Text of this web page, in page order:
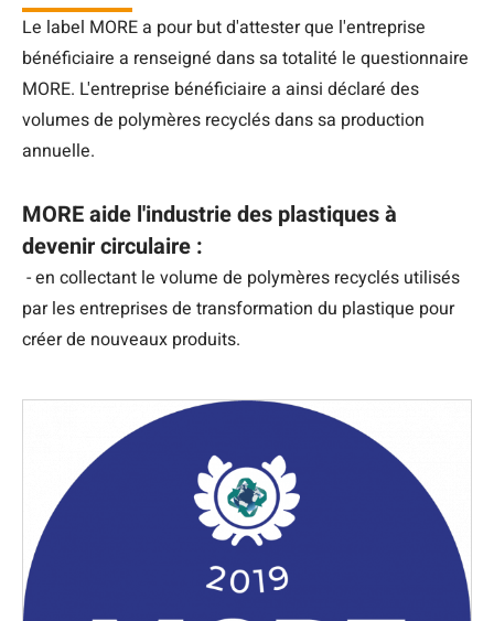
Le label MORE a pour but d'attester que l'entreprise
bénéficiaire a renseigné dans sa totalité le questionnaire
MORE. L'entreprise bénéficiaire a ainsi déclaré des
volumes de polymères recyclés dans sa production
annuelle.
MORE aide l'industrie des plastiques à
devenir circulaire :
- en collectant le volume de polymères recyclés utilisés
par les entreprises de transformation du plastique pour
créer de nouveaux produits.